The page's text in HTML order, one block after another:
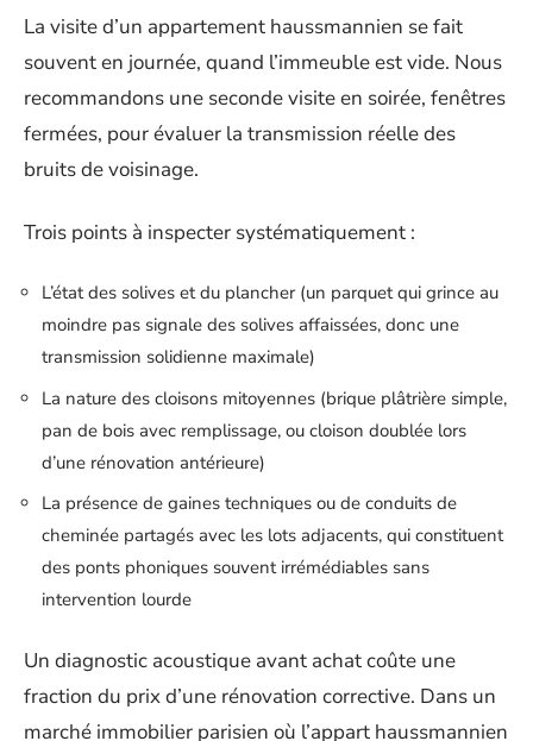
La visite d’un appartement haussmannien se fait
souvent en journée, quand l’immeuble est vide. Nous
recommandons une seconde visite en soirée, fenêtres
fermées, pour évaluer la transmission réelle des
bruits de voisinage.
Trois points à inspecter systématiquement :
L’état des solives et du plancher (un parquet qui grince au
moindre pas signale des solives affaissées, donc une
transmission solidienne maximale)
La nature des cloisons mitoyennes (brique plâtrière simple,
pan de bois avec remplissage, ou cloison doublée lors
d’une rénovation antérieure)
La présence de gaines techniques ou de conduits de
cheminée partagés avec les lots adjacents, qui constituent
des ponts phoniques souvent irrémédiables sans
intervention lourde
Un diagnostic acoustique avant achat coûte une
fraction du prix d’une rénovation corrective. Dans un
marché immobilier parisien où l’appart haussmannien